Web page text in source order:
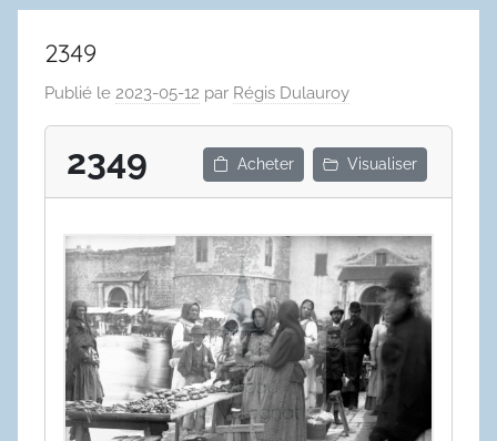
2349
Publié le 2023-05-12 par Régis Dulauroy
2349 Acheter Visualiser